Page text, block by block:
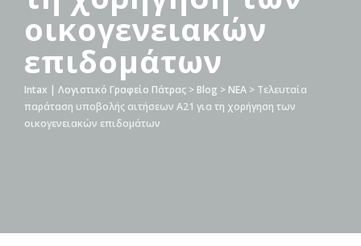
οικογενειακών
επιδομάτων
Intax | Λογιστικό Γραφείο Πάτρας > Blog > ΝΕΑ > Τελευταία
παράταση υποβολής αιτήσεων Α21 για τη χορήγηση των
οικογενειακών επιδομάτων